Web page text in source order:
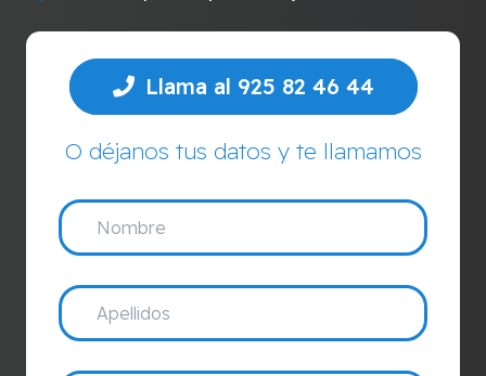
Llama al 925 82 46 44
O déjanos tus datos y te llamamos